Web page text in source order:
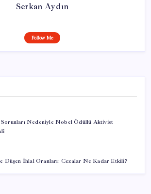
Serkan Aydın
Follow Me
Sorunları Nedeniyle Nobel Ödüllü Aktivist
Düşen İhlal Oranları: Cezalar Ne Kadar Etkili?